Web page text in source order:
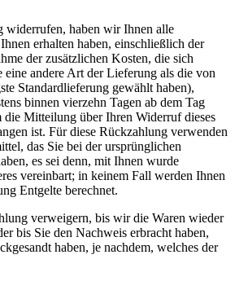
widerrufen, haben wir Ihnen alle
erhalten haben, einschließlich der
der zusätzlichen Kosten, die sich
eine andere Art der Lieferung als die von
Standardlieferung gewählt haben),
binnen vierzehn Tagen ab dem Tag
die Mitteilung über Ihren Widerruf dieses
ist. Für diese Rückzahlung verwenden
das Sie bei der ursprünglichen
es sei denn, mit Ihnen wurde
vereinbart; in keinem Fall werden Ihnen
Entgelte berechnet.
verweigern, bis wir die Waren wieder
bis Sie den Nachweis erbracht haben,
haben, je nachdem, welches der